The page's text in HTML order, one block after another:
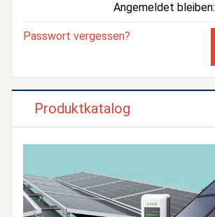
Angemeldet bleiben:
Passwort vergessen?
Produktkatalog